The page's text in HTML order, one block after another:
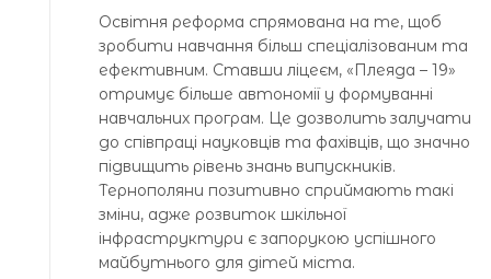
Освітня реформа спрямована на те, щоб
зробити навчання більш спеціалізованим та
ефективним. Ставши ліцеєм, «Плеяда – 19»
отримує більше автономії у формуванні
навчальних програм. Це дозволить залучати
до співпраці науковців та фахівців, що значно
підвищить рівень знань випускників.
Тернополяни позитивно сприймають такі
зміни, адже розвиток шкільної
інфраструктури є запорукою успішного
майбутнього для дітей міста.